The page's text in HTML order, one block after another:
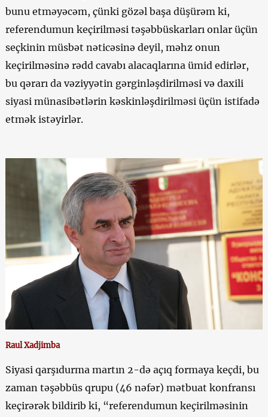
bunu etməyəcəm, çünki gözəl başa düşürəm ki,
referendumun keçirilməsi təşəbbüskarları onlar üçün
seçkinin müsbət nəticəsinə deyil, məhz onun
keçirilməsinə rədd cavabı alacaqlarına ümid edirlər,
bu qərarı da vəziyyətin gərginləşdirilməsi və daxili
siyasi münasibətlərin kəskinləşdirilməsi üçün istifadə
etmək istəyirlər.
Raul Xadjimba
Siyasi qarşıdurma martın 2-də açıq formaya keçdi, bu
zaman təşəbbüs qrupu (46 nəfər) mətbuat konfransı
keçirərək bildirib ki, “referendumun keçirilməsinin